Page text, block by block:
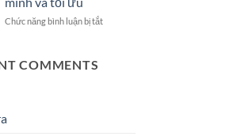
Gia
Quả
Lựa
Chức năng bình luận bị tắtở
COMMENTS